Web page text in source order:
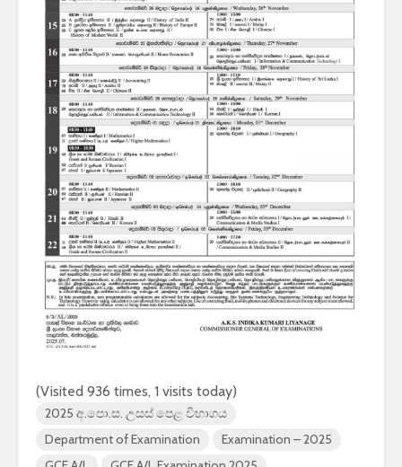
(Visited 936 times, 1 visits today)
2025 අ.පො.ස. උසස් පෙළ විභාගය
Department of Examination
Examination – 2025